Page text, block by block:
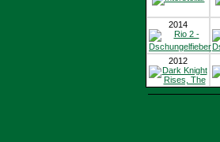
2014
2012